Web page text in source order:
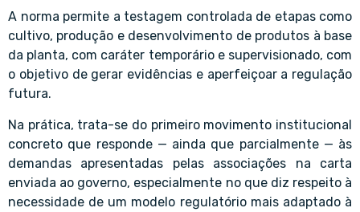
A norma permite a testagem controlada de etapas como
cultivo, produção e desenvolvimento de produtos à base
da planta, com caráter temporário e supervisionado, com
o objetivo de gerar evidências e aperfeiçoar a regulação
futura.
Na prática, trata-se do primeiro movimento institucional
concreto que responde — ainda que parcialmente — às
demandas apresentadas pelas associações na carta
enviada ao governo, especialmente no que diz respeito à
necessidade de um modelo regulatório mais adaptado à